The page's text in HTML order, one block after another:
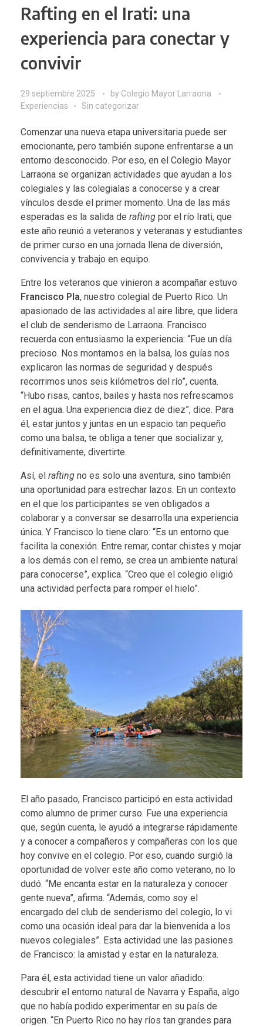
Rafting en el Irati: una
experiencia para conectar y
convivir
29 septiembre 2025 by Colegio Mayor Larraona
Experiencias
Sin categorizar
Comenzar una nueva etapa universitaria puede ser
emocionante, pero también supone enfrentarse a un
entorno desconocido. Por eso, en el Colegio Mayor
Larraona se organizan actividades que ayudan a los
colegiales y las colegialas a conocerse y a crear
vínculos desde el primer momento. Una de las más
esperadas es la salida de rafting por el río Irati, que
este año reunió a veteranos y veteranas y estudiantes
de primer curso en una jornada llena de diversión,
convivencia y trabajo en equipo.
Entre los veteranos que vinieron a acompañar estuvo
Francisco Pla, nuestro colegial de Puerto Rico. Un
apasionado de las actividades al aire libre, que lidera
el club de senderismo de Larraona. Francisco
recuerda con entusiasmo la experiencia: “Fue un día
precioso. Nos montamos en la balsa, los guías nos
explicaron las normas de seguridad y después
recorrimos unos seis kilómetros del río”, cuenta.
“Hubo risas, cantos, bailes y hasta nos refrescamos
en el agua. Una experiencia diez de diez”, dice. Para
él, estar juntos y juntas en un espacio tan pequeño
como una balsa, te obliga a tener que socializar y,
definitivamente, divertirte.
Así, el rafting no es solo una aventura, sino también
una oportunidad para estrechar lazos. En un contexto
en el que los participantes se ven obligados a
colaborar y a conversar se desarrolla una experiencia
única. Y Francisco lo tiene claro: “Es un entorno que
facilita la conexión. Entre remar, contar chistes y mojar
a los demás con el remo, se crea un ambiente natural
para conocerse”, explica. “Creo que el colegio eligió
una actividad perfecta para romper el hielo”.
El año pasado, Francisco participó en esta actividad
como alumno de primer curso. Fue una experiencia
que, según cuenta, le ayudó a integrarse rápidamente
y a conocer a compañeros y compañeras con los que
hoy convive en el colegio. Por eso, cuando surgió la
oportunidad de volver este año como veterano, no lo
dudó. “Me encanta estar en la naturaleza y conocer
gente nueva”, afirma. “Además, como soy el
encargado del club de senderismo del colegio, lo vi
como una ocasión ideal para dar la bienvenida a los
nuevos colegiales”. Esta actividad une las pasiones
de Francisco: la amistad y estar en la naturaleza.
Para él, esta actividad tiene un valor añadido:
descubrir el entorno natural de Navarra y España, algo
que no había podido experimentar en su país de
origen. “En Puerto Rico no hay ríos tan grandes para